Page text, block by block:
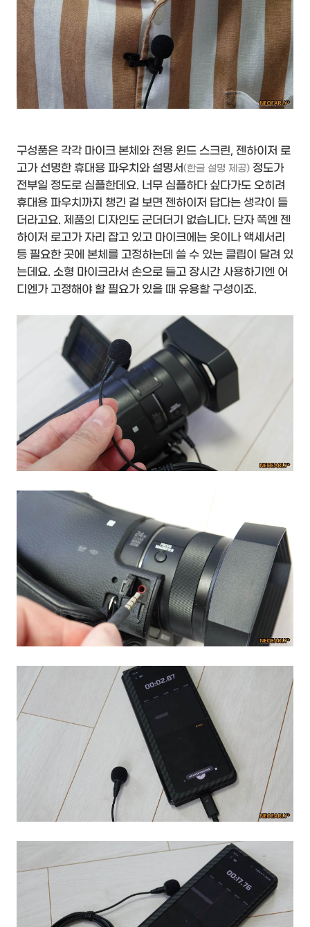
구성품은 각각 마이크 본체와 전용 윈드 스크린, 젠하이저 로
고가 선명한 휴대용 파우치와 설명서(한글 설명 제공) 정도가
전부일 정도로 심플한데요. 너무 심플하다 싶다가도 오히려
휴대용 파우치까지 챙긴 걸 보면 젠하이저 답다는 생각이 들
더라고요. 제품의 디자인도 군더더기 없습니다. 단자 쪽엔 젠
하이저 로고가 자리 잡고 있고 마이크에는 옷이나 액세서리
등 필요한 곳에 본체를 고정하는데 쓸 수 있는 클립이 달려 있
는데요. 소형 마이크라서 손으로 들고 장시간 사용하기엔 어
디엔가 고정해야 할 필요가 있을 때 유용할 구성이죠.